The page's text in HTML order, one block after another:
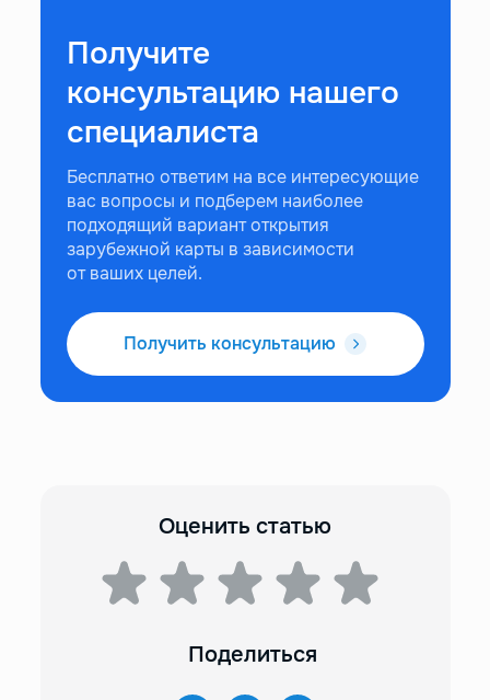
Получите
консультацию нашего
специалиста
Бесплатно ответим на все интересующие
вас вопросы и подберем наиболее
подходящий вариант открытия
зарубежной карты в зависимости
от ваших целей.
Получить консультацию
Оценить статью
Поделиться